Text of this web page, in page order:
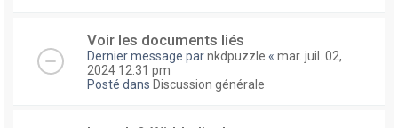
Voir les documents liés
Dernier message parnkdpuzzle « mar. juil. 02,
2024 12:31 pm
Posté dans Discussion générale